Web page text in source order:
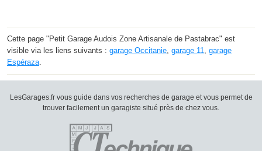
Cette page "Petit Garage Audois Zone Artisanale de Pastabrac" est
visible via les liens suivants : garage Occitanie, garage 11, garage
Espéraza.
LesGarages.fr vous guide dans vos recherches de garage et vous permet de
trouver facilement un garagiste situé près de chez vous.